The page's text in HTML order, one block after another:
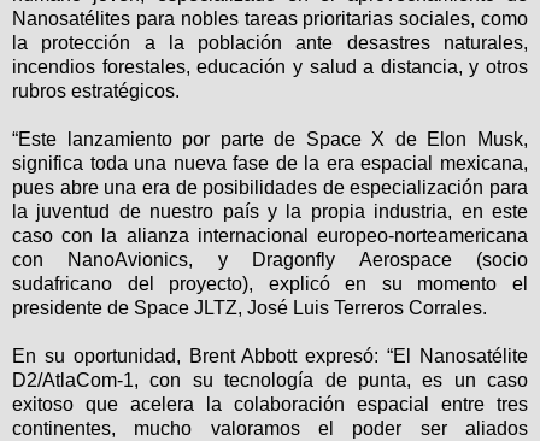
Nanosatélites para nobles tareas prioritarias sociales, como
la protección a la población ante desastres naturales,
incendios forestales, educación y salud a distancia, y otros
rubros estratégicos.
“Este lanzamiento por parte de Space X de Elon Musk,
significa toda una nueva fase de la era espacial mexicana,
pues abre una era de posibilidades de especialización para
la juventud de nuestro país y la propia industria, en este
caso con la alianza internacional europeo-norteamericana
con NanoAvionics, y Dragonfly Aerospace (socio
sudafricano del proyecto), explicó en su momento el
presidente de Space JLTZ, José Luis Terreros Corrales.
En su oportunidad, Brent Abbott expresó: “El Nanosatélite
D2/AtlaCom-1, con su tecnología de punta, es un caso
exitoso que acelera la colaboración espacial entre tres
continentes, mucho valoramos el poder ser aliados